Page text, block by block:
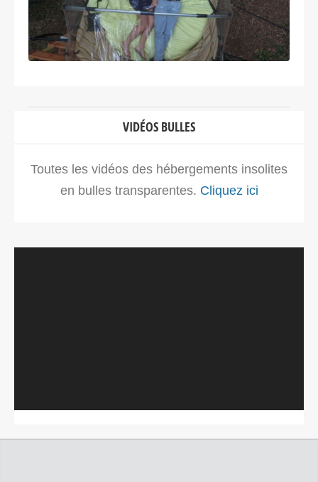
VIDÉOS BULLES
Toutes les vidéos des hébergements insolites
en bulles transparentes. Cliquez ici